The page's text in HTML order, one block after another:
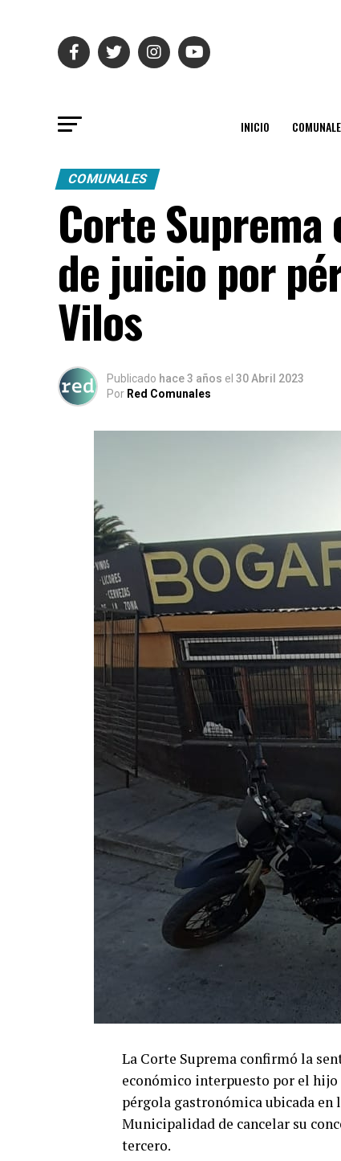
INICIO
COMUNALES
Corte
de juicio por
Vilos
Publicado hace 3 años el 30 Abril 2023
Por Red Comunales
La Corte Suprema confirmó la
económico interpuesto por el hijo
pérgola gastronómica ubicada en
Municipalidad de cancelar su
tercero.